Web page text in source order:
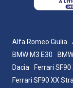
Alfa Romeo Giulia
BMW M3 E30
Dacia
Ferrari
Ferrari SF90 XX